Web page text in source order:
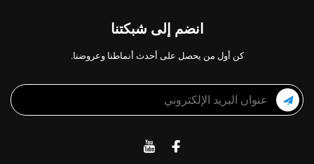
انضم إلى شبكتنا
كن أول من يحصل على أحدث أنماطنا وعروضنا.